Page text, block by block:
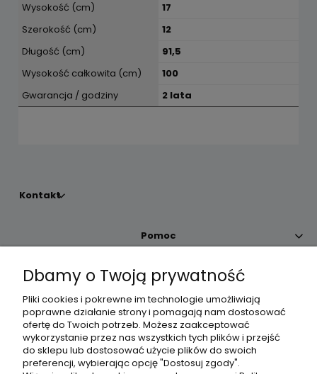
Wysokość (cm)
17
Szerokość (cm)
12
Długość (cm)
91,5
Wysokość całkowita (cm)
100
Gwarancja / godziny
2 lata
Kontakt
Pomoc
Moje konto
Płatności i dostawa
Informacje
Dbamy o Twoją prywatność
Pliki cookies i pokrewne im technologie umożliwiają
poprawne działanie strony i pomagają nam dostosować
ofertę do Twoich potrzeb. Możesz zaakceptować
wykorzystanie przez nas wszystkich tych plików i przejść
do sklepu lub dostosować użycie plików do swoich
preferencji, wybierając opcję "Dostosuj zgody".